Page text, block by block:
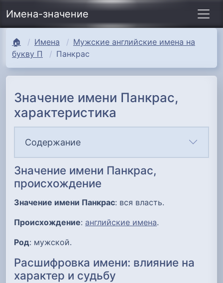
Имена-значение
🏠 Имена
Мужские английские имена на
букву П
Панкрас
Значение имени Панкрас,
характеристика
Содержание
Значение имени Панкрас,
происхождение
Значение имени Панкрас: вся власть.
Происхождение: английские имена.
Род: мужской.
Расшифровка имени: влияние на
характер и судьбу